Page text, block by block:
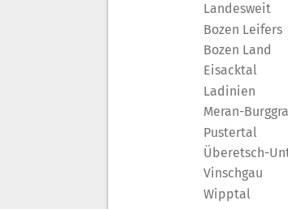
Landesweit
Bozen Leifers
Bozen Land
Eisacktal
Ladinien
Meran-
Pustertal
Überetsch-
Vinschgau
Wipptal